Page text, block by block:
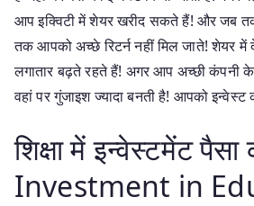
आप इक्विटी में शेयर खरीद सकते हैं! और जब
तक आपको अच्छे रिटर्न नहीं मिल जाते! शेयर में
लगातार बढ़ते रहते हैं! अगर आप अच्छी कंपनी
वहां पर गुंजाइश ज्यादा बनती है! आपको इन्वेस्ट
शिक्षा में इन्वेस्टमेंट
Investment in